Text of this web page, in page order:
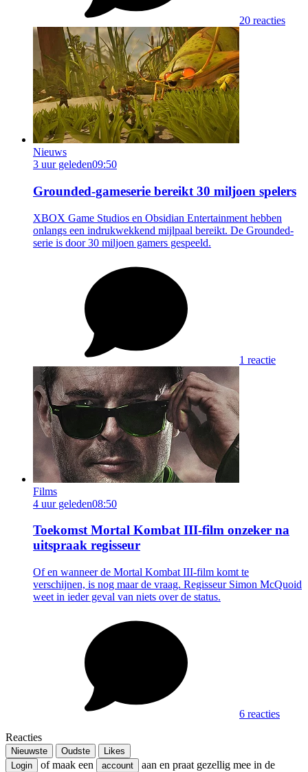
20 reacties
Nieuws
3 uur geleden09:50
Grounded-gameserie bereikt 30 miljoen spelers
XBOX Game Studios en Obsidian Entertainment hebben
onlangs een indrukwekkend mijlpaal bereikt. De Grounded-
serie is door 30 miljoen gamers gespeeld.
1 reactie
Films
4 uur geleden08:50
Toekomst Mortal Kombat III-film onzeker na
uitspraak regisseur
Of en wanneer de Mortal Kombat III-film komt te
verschijnen, is nog maar de vraag. Regisseur Simon McQuoid
weet in ieder geval van niets over de status.
6 reacties
Reacties
Nieuwste Oudste
Likes
Login
of maak een account
aan en praat gezellig mee in de